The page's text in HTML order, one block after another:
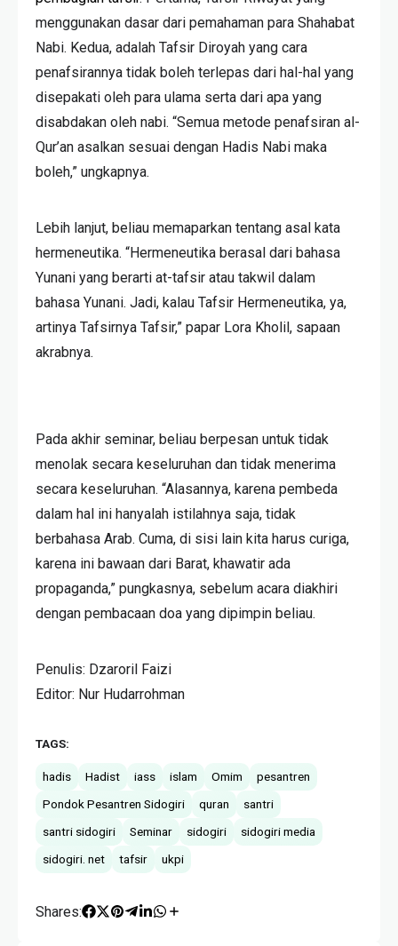
menggunakan dasar dari pemahaman para Shahabat
Nabi. Kedua, adalah Tafsir Diroyah yang cara
penafsirannya tidak boleh terlepas dari hal-hal yang
disepakati oleh para ulama serta dari apa yang
disabdakan oleh nabi. “Semua metode penafsiran al-
Qur’an asalkan sesuai dengan Hadis Nabi maka
boleh,” ungkapnya.
Lebih lanjut, beliau memaparkan tentang asal kata
hermeneutika. “Hermeneutika berasal dari bahasa
Yunani yang berarti at-tafsir atau takwil dalam
bahasa Yunani. Jadi, kalau Tafsir Hermeneutika, ya,
artinya Tafsirnya Tafsir,” papar Lora Kholil, sapaan
akrabnya.
Pada akhir seminar, beliau berpesan untuk tidak
menolak secara keseluruhan dan tidak menerima
secara keseluruhan. “Alasannya, karena pembeda
dalam hal ini hanyalah istilahnya saja, tidak
berbahasa Arab. Cuma, di sisi lain kita harus curiga,
karena ini bawaan dari Barat, khawatir ada
propaganda,” pungkasnya, sebelum acara diakhiri
dengan pembacaan doa yang dipimpin beliau.
Penulis: Dzaroril Faizi
Editor: Nur Hudarrohman
TAGS:
hadis Hadist iass islam Omim
pesantren
Pondok Pesantren Sidogiri
quran
santri
santri sidogiri
Seminar sidogiri
sidogiri media
sidogiri. net
tafsir ukpi
Shares: